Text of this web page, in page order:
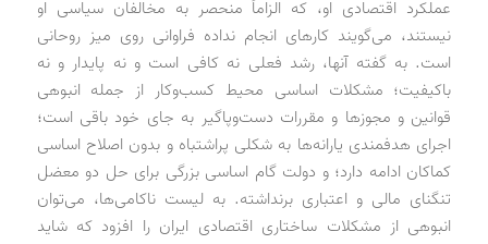
عملکرد اقتصادی او، که الزاماً‌ منحصر به مخالفان سیاسی او
نیستند، می‌گویند کارهای انجام نداده فراوانی روی میز روحانی
است. به گفته آنها، رشد فعلی نه کافی است و نه پایدار و نه
باکیفیت؛ مشکلات اساسی محیط کسب‌وکار از جمله انبوهی
قوانین و مجوزها و مقررات دست‌وپاگیر به جای خود باقی است؛
اجرای هدفمندی یارانه‌ها به شکلی پراشتباه و بدون اصلاح اساسی
کماکان ادامه دارد؛ و دولت گام اساسی بزرگی برای حل دو معضل
تنگنای مالی و اعتباری برنداشته. به لیست ناکامی‌ها، می‌توان
انبوهی از مشکلات ساختاری اقتصادی ایران را افزود که شاید